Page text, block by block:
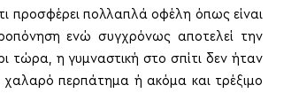
προσφέρει πολλαπλά οφέλη όπως είναι
ενώ συγχρόνως αποτελεί την
τώρα, η γυμναστική στο σπίτι δεν ήταν
περπάτημα ή ακόμα και τρέξιμο